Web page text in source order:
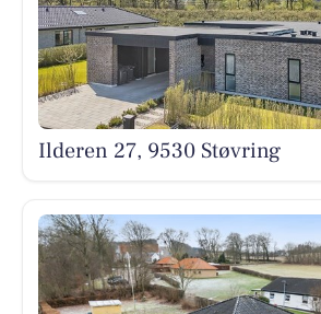
Ilderen 27, 9530 Støvring